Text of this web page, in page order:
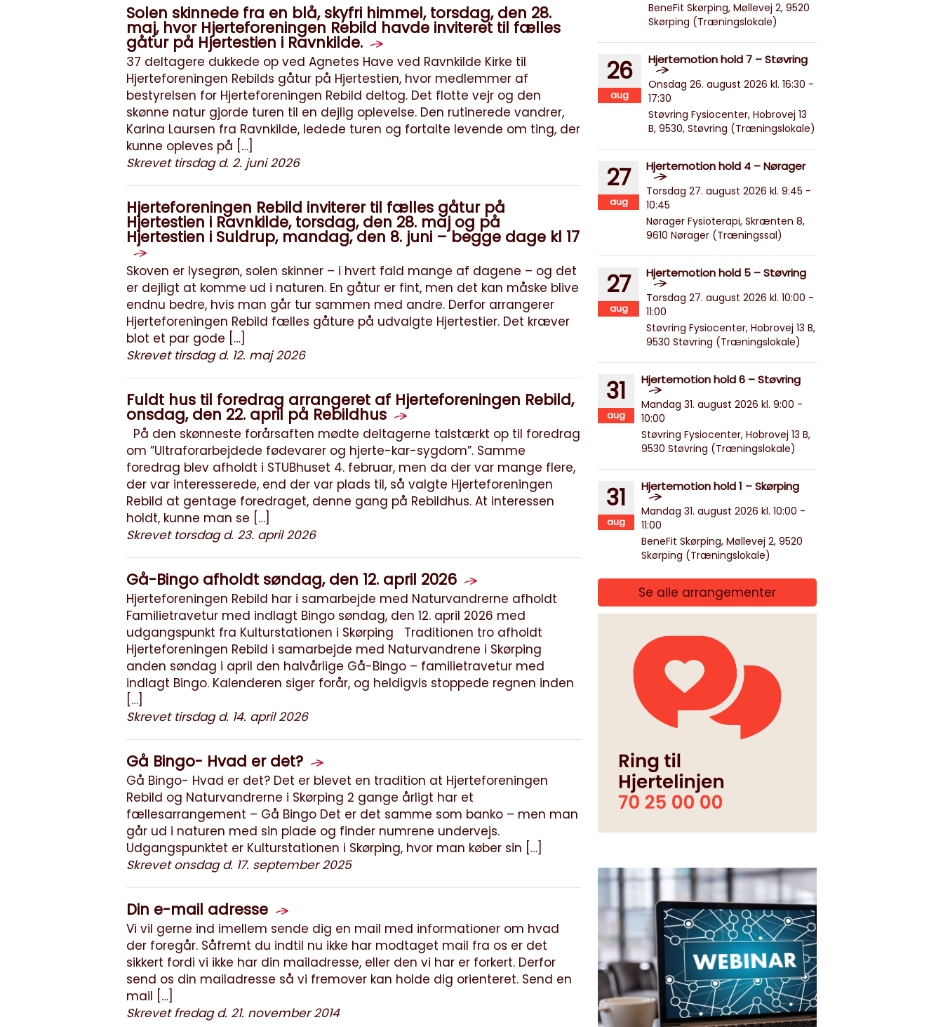
Solen skinnede fra en blå, skyfri himmel, torsdag, den 28.
maj, hvor Hjerteforeningen Rebild havde inviteret til fælles
gåtur på Hjertestien i Ravnkilde.
37 deltagere dukkede op ved Agnetes Have ved Ravnkilde Kirke til
Hjerteforeningen Rebilds gåtur på Hjertestien, hvor medlemmer af
bestyrelsen for Hjerteforeningen Rebild deltog. Det flotte vejr og den
skønne natur gjorde turen til en dejlig oplevelse. Den rutinerede vandrer,
Karina Laursen fra Ravnkilde, ledede turen og fortalte levende om ting, der
kunne opleves på […]
Skrevet tirsdag d. 2. juni 2026
Hjerteforeningen Rebild inviterer til fælles gåtur på
Hjertestien i Ravnkilde, torsdag, den 28. maj og på
Hjertestien i Suldrup, mandag, den 8. juni – begge dage kl 17
Skoven er lysegrøn, solen skinner – i hvert fald mange af dagene – og det
er dejligt at komme ud i naturen. En gåtur er fint, men det kan måske blive
endnu bedre, hvis man går tur sammen med andre. Derfor arrangerer
Hjerteforeningen Rebild fælles gåture på udvalgte Hjertestier. Det kræver
blot et par gode […]
Skrevet tirsdag d. 12. maj 2026
Fuldt hus til foredrag arrangeret af Hjerteforeningen Rebild,
onsdag, den 22. april på Rebildhus
På den skønneste forårsaften mødte deltagerne talstærkt op til foredrag
om ”Ultraforarbejdede fødevarer og hjerte-kar-sygdom”. Samme
foredrag blev afholdt i STUBhuset 4. februar, men da der var mange flere,
der var interesserede, end der var plads til, så valgte Hjerteforeningen
Rebild at gentage foredraget, denne gang på Rebildhus. At interessen
holdt, kunne man se […]
Skrevet torsdag d. 23. april 2026
Gå-Bingo afholdt søndag, den 12. april 2026
Hjerteforeningen Rebild har i samarbejde med Naturvandrerne afholdt
Familietravetur med indlagt Bingo søndag, den 12. april 2026 med
udgangspunkt fra Kulturstationen i Skørping Traditionen tro afholdt
Hjerteforeningen Rebild i samarbejde med Naturvandrene i Skørping
anden søndag i april den halvårlige Gå-Bingo – familietravetur med
indlagt Bingo. Kalenderen siger forår, og heldigvis stoppede regnen inden
[…]
Skrevet tirsdag d. 14. april 2026
Gå Bingo- Hvad er det?
Gå Bingo- Hvad er det? Det er blevet en tradition at Hjerteforeningen
Rebild og Naturvandrerne i Skørping 2 gange årligt har et
fællesarrangement – Gå Bingo Det er det samme som banko – men man
går ud i naturen med sin plade og finder numrene undervejs.
Udgangspunktet er Kulturstationen i Skørping, hvor man køber sin […]
Skrevet onsdag d. 17. september 2025
Din e-mail adresse
Vi vil gerne ind imellem sende dig en mail med informationer om hvad
der foregår. Såfremt du indtil nu ikke har modtaget mail fra os er det
sikkert fordi vi ikke har din mailadresse, eller den vi har er forkert. Derfor
send os din mailadresse så vi fremover kan holde dig orienteret. Send en
mail […]
Skrevet fredag d. 21. november 2014
BeneFit Skørping, Møllevej 2, 9520
Skørping (Træningslokale)
26
aug
Hjertemotion hold 7 – Støvring
Onsdag 26. august 2026 kl. 16:30 -
17:30
Støvring Fysiocenter, Hobrovej 13
B, 9530, Støvring (Træningslokale)
27
aug
Hjertemotion hold 4 – Nørager
Torsdag 27. august 2026 kl. 9:45 -
10:45
Nørager Fysioterapi, Skrænten 8,
9610 Nørager (Træningssal)
27
aug
Hjertemotion hold 5 – Støvring
Torsdag 27. august 2026 kl. 10:00 -
11:00
Støvring Fysiocenter, Hobrovej 13 B,
9530 Støvring (Træningslokale)
31
aug
Hjertemotion hold 6 – Støvring
Mandag 31. august 2026 kl. 9:00 -
10:00
Støvring Fysiocenter, Hobrovej 13 B,
9530 Støvring (Træningslokale)
31
aug
Hjertemotion hold 1 – Skørping
Mandag 31. august 2026 kl. 10:00 -
11:00
BeneFit Skørping, Møllevej 2, 9520
Skørping (Træningslokale)
Se alle arrangementer